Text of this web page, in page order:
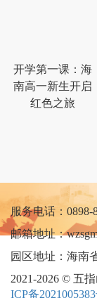
开学第一课：海
南高一新生开启
红色之旅
服务电话：0898-
邮箱地址：
园区地址：海南
2021-2026 © 五
ICP备